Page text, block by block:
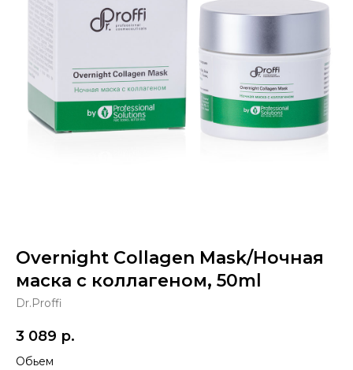
Overnight Collagen Mask/Ночная
маска с коллагеном, 50ml
Dr.Proffi
3 089 р.
Обьем